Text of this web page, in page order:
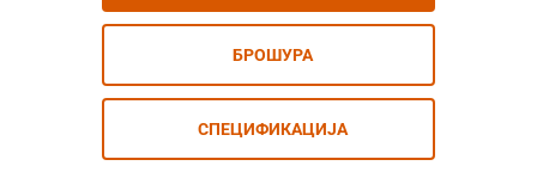
БРОШУРА
СПЕЦИФИКАЦИЈА